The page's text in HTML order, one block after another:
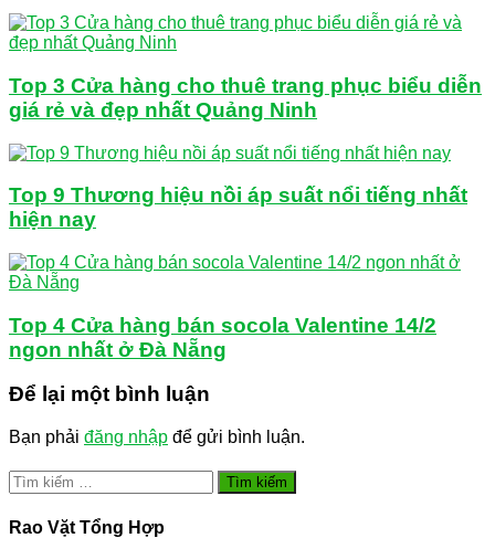
Top 3 Cửa hàng cho thuê trang phục biểu diễn
giá rẻ và đẹp nhất Quảng Ninh
Top 9 Thương hiệu nồi áp suất nổi tiếng nhất
hiện nay
Top 4 Cửa hàng bán socola Valentine 14/2
ngon nhất ở Đà Nẵng
Để lại một bình luận
Bạn phải đăng nhập để gửi bình luận.
Tìm
kiếm
cho:
Rao Vặt Tổng Hợp